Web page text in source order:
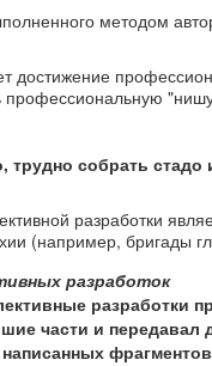
методом
достижение
профессиональную
трудно собрать стадо
разработки
(например, бригады
разработок
разработки
части и передавал